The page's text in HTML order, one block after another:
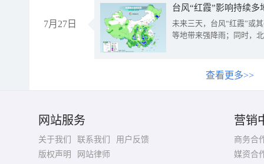
7月27日
台风“红霞”影响持续
未来三天，台风“红霞”或
等地带来强降雨；同时，
查看更多>>
网站服务
关于我们 联系我们
用户反馈
版权声明
网站律师
营销
商务合
媒资合